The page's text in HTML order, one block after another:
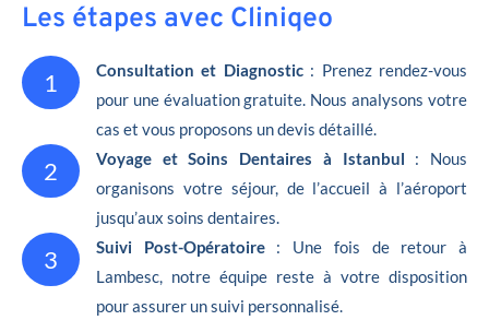
Les étapes avec Cliniqeo
1 Consultation et Diagnostic: Prenez rendez-vous
pour une évaluation gratuite. Nous analysons votre
cas et vous proposons un devis détaillé.
2 Voyage et Soins Dentaires à Istanbul : Nous
organisons votre séjour, de l’accueil à l’aéroport
jusqu’aux soins dentaires.
3 Suivi Post-Opératoire : Une fois de retour à
Lambesc, notre équipe reste à votre disposition
pour assurer un suivi personnalisé.